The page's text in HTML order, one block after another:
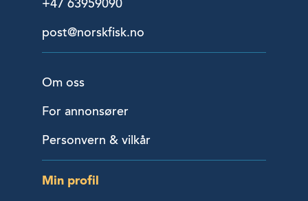
+47 63959090
post@norskfisk.no
Om oss
For annonsører
Personvern & vilkår
Min profil